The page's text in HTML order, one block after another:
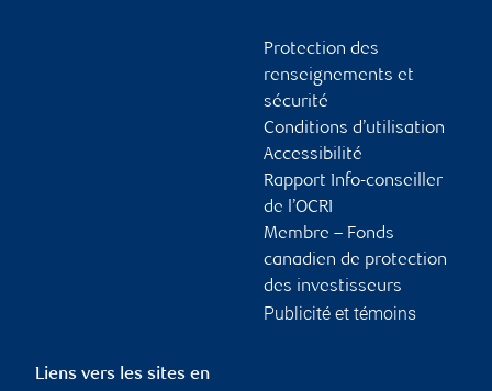
Protection des
renseignements et
sécurité
Conditions d’utilisation
Accessibilité
Rapport Info-conseiller
de l’OCRI
Membre – Fonds
canadien de protection
des investisseurs
Publicité et témoins
Liens vers les sites en